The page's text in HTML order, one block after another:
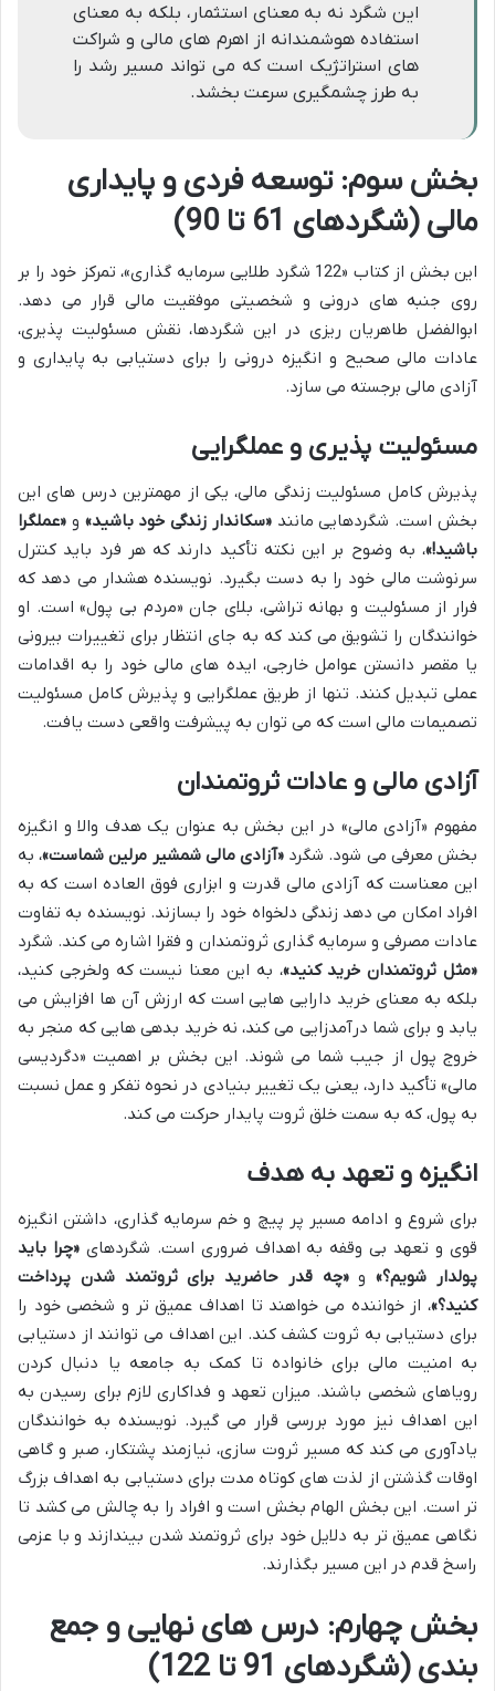
این شگرد نه به معنای استثمار، بلکه به معنای
استفاده هوشمندانه از اهرم های مالی و شراکت
های استراتژیک است که می تواند مسیر رشد را
به طرز چشمگیری سرعت بخشد.
بخش سوم: توسعه فردی و پایداری
مالی (شگردهای 61 تا 90)
این بخش از کتاب «122 شگرد طلایی سرمایه گذاری»، تمرکز خود را بر
روی جنبه های درونی و شخصیتی موفقیت مالی قرار می دهد.
ابوالفضل طاهریان ریزی در این شگردها، نقش مسئولیت پذیری،
عادات مالی صحیح و انگیزه درونی را برای دستیابی به پایداری و
آزادی مالی برجسته می سازد.
مسئولیت پذیری و عملگرایی
پذیرش کامل مسئولیت زندگی مالی، یکی از مهمترین درس های این
بخش است. شگردهایی مانند«سکاندار زندگی خود باشید» و «عملگرا
باشید!»، به وضوح بر این نکته تأکید دارند که هر فرد باید کنترل
سرنوشت مالی خود را به دست بگیرد. نویسنده هشدار می دهد که
فرار از مسئولیت و بهانه تراشی، بلای جان «مردم بی پول» است. او
خوانندگان را تشویق می کند که به جای انتظار برای تغییرات بیرونی
یا مقصر دانستن عوامل خارجی، ایده های مالی خود را به اقدامات
عملی تبدیل کنند. تنها از طریق عملگرایی و پذیرش کامل مسئولیت
تصمیمات مالی است که می توان به پیشرفت واقعی دست یافت.
آزادی مالی و عادات ثروتمندان
مفهوم «آزادی مالی» در این بخش به عنوان یک هدف والا و انگیزه
بخش معرفی می شود. شگرد «آزادی مالی شمشیر مرلین شماست»، به
این معناست که آزادی مالی قدرت و ابزاری فوق العاده است که به
افراد امکان می دهد زندگی دلخواه خود را بسازند. نویسنده به تفاوت
عادات مصرفی و سرمایه گذاری ثروتمندان و فقرا اشاره می کند. شگرد
«مثل ثروتمندان خرید کنید»، به این معنا نیست که ولخرجی کنید،
بلکه به معنای خرید دارایی هایی است که ارزش آن ها افزایش می
یابد و برای شما درآمدزایی می کند، نه خرید بدهی هایی که منجر به
خروج پول از جیب شما می شوند. این بخش بر اهمیت «دگردیسی
مالی» تأکید دارد، یعنی یک تغییر بنیادی در نحوه تفکر و عمل نسبت
به پول، که به سمت خلق ثروت پایدار حرکت می کند.
انگیزه و تعهد به هدف
برای شروع و ادامه مسیر پر پیچ و خم سرمایه گذاری، داشتن انگیزه
قوی و تعهد بی وقفه به اهداف ضروری است. شگردهای«چرا باید
پولدار شویم؟»و«چه قدر حاضرید برای ثروتمند شدن پرداخت
کنید؟»، از خواننده می خواهند تا اهداف عمیق تر و شخصی خود را
برای دستیابی به ثروت کشف کند. این اهداف می توانند از دستیابی
به امنیت مالی برای خانواده تا کمک به جامعه یا دنبال کردن
رویاهای شخصی باشند. میزان تعهد و فداکاری لازم برای رسیدن به
این اهداف نیز مورد بررسی قرار می گیرد. نویسنده به خوانندگان
یادآوری می کند که مسیر ثروت سازی، نیازمند پشتکار، صبر و گاهی
اوقات گذشتن از لذت های کوتاه مدت برای دستیابی به اهداف بزرگ
تر است. این بخش الهام بخش است و افراد را به چالش می کشد تا
نگاهی عمیق تر به دلایل خود برای ثروتمند شدن بیندازند و با عزمی
راسخ قدم در این مسیر بگذارند.
بخش چهارم: درس های نهایی و جمع
بندی (شگردهای 91 تا 122)